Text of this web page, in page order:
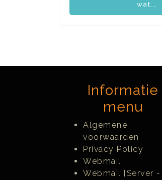
wat...
Informatie
menu
Algemene
voorwaarden
Privacy Policy
Webmail
Webmail [Server -